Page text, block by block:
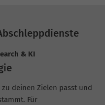
& KI
deinen Zielen passt und
Für